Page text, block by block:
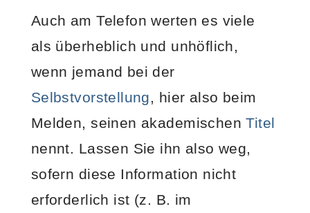
Auch am Telefon werten es viele
als überheblich und unhöflich,
wenn jemand bei der
Selbstvorstellung, hier also beim
Melden, seinen akademischenTitel
nennt. Lassen Sie ihn also weg,
sofern diese Information nicht
erforderlich ist (z. B. im